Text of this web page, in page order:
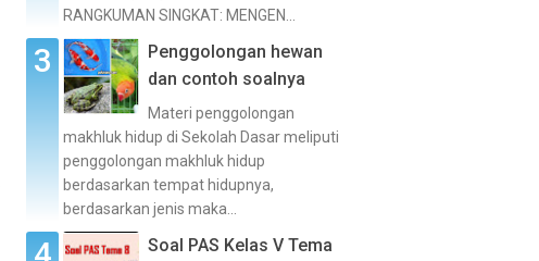
RANGKUMAN SINGKAT: MENGEN...
Penggolongan hewan
dan contoh soalnya
Materi penggolongan
makhluk hidup di Sekolah Dasar meliputi
penggolongan makhluk hidup
berdasarkan tempat hidupnya,
berdasarkan jenis maka...
Soal PAS Kelas V Tema